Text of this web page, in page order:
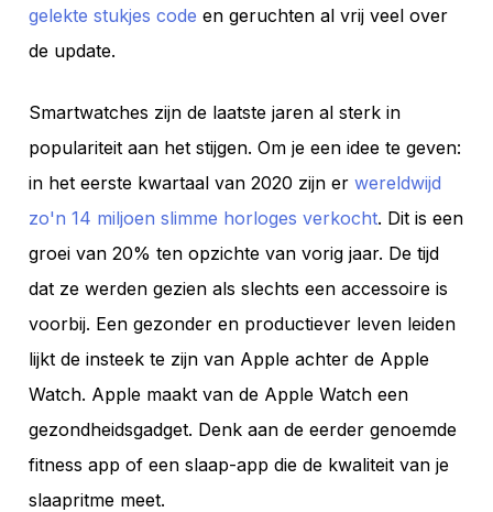
gelekte stukjes code en geruchten al vrij veel over
de update.
Smartwatches zijn de laatste jaren al sterk in
populariteit aan het stijgen. Om je een idee te geven:
in het eerste kwartaal van 2020 zijn er wereldwijd
zo'n 14 miljoen slimme horloges verkocht. Dit is een
groei van 20% ten opzichte van vorig jaar. De tijd
dat ze werden gezien als slechts een accessoire is
voorbij. Een gezonder en productiever leven leiden
lijkt de insteek te zijn van Apple achter de Apple
Watch. Apple maakt van de Apple Watch een
gezondheidsgadget. Denk aan de eerder genoemde
fitness app of een slaap-app die de kwaliteit van je
slaapritme meet.